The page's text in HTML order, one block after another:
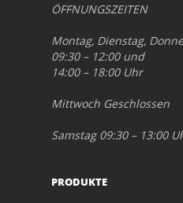
ÖFFNUNGSZEITEN
Montag, Dienstag,
09:30 – 12:00 und
14:00 – 18:00 Uhr
Mittwoch Geschlossen
Samstag 09:30 – 13:00
PRODUKTE